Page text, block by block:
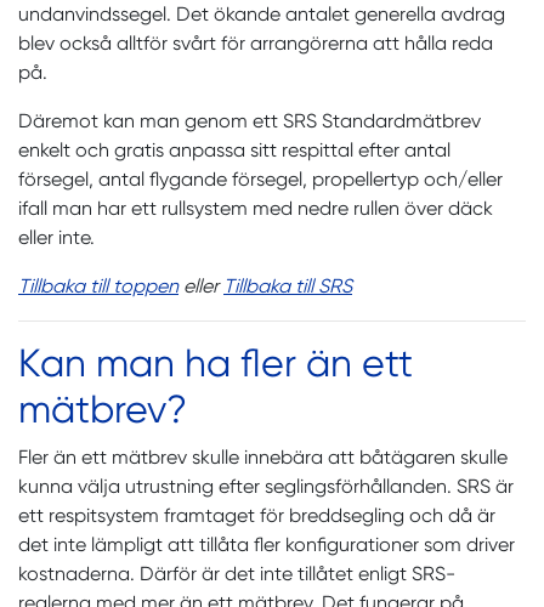
undanvindssegel. Det ökande antalet generella avdrag
blev också alltför svårt för arrangörerna att hålla reda
på.
Däremot kan man genom ett SRS Standardmätbrev
enkelt och gratis anpassa sitt respittal efter antal
försegel, antal flygande försegel, propellertyp och/eller
ifall man har ett rullsystem med nedre rullen över däck
eller inte.
Tillbaka till toppeneller Tillbaka till SRS
Kan man ha fler än ett
mätbrev?
Fler än ett mätbrev skulle innebära att båtägaren skulle
kunna välja utrustning efter seglingsförhållanden. SRS är
ett respitsystem framtaget för breddsegling och då är
det inte lämpligt att tillåta fler konfigurationer som driver
kostnaderna. Därför är det inte tillåtet enligt SRS-